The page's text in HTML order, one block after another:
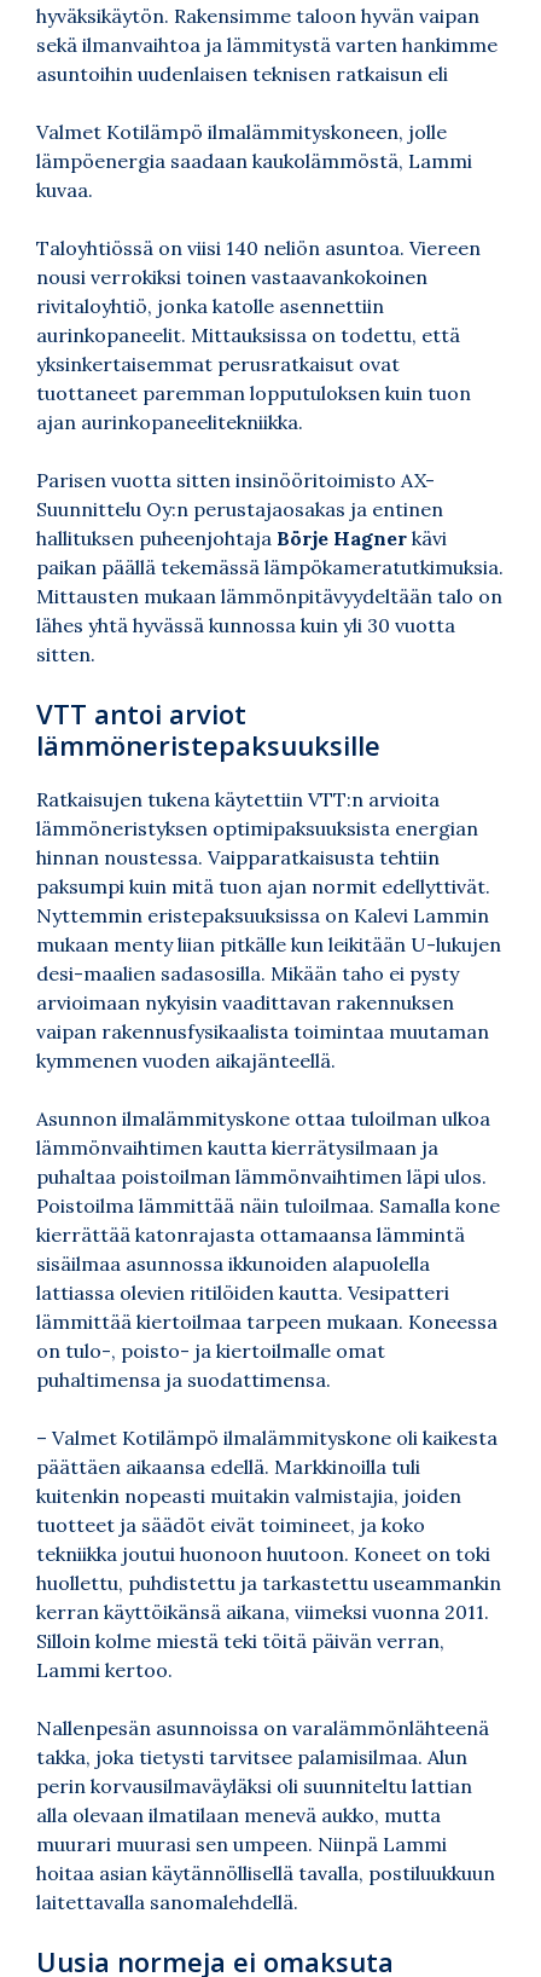
hyväksikäytön. Rakensimme taloon hyvän vaipan
sekä ilmanvaihtoa ja lämmitystä varten hankimme
asuntoihin uudenlaisen teknisen ratkaisun eli
Valmet Kotilämpö ilmalämmityskoneen, jolle
lämpöenergia saadaan kaukolämmöstä, Lammi
kuvaa.
Taloyhtiössä on viisi 140 neliön asuntoa. Viereen
nousi verrokiksi toinen vastaavankokoinen
rivitaloyhtiö, jonka katolle asennettiin
aurinkopaneelit. Mittauksissa on todettu, että
yksinkertaisemmat perusratkaisut ovat
tuottaneet paremman lopputuloksen kuin tuon
ajan aurinkopaneelitekniikka.
Parisen vuotta sitten insinööritoimisto AX-
Suunnittelu Oy:n perustajaosakas ja entinen
hallituksen puheenjohtaja Börje Hagner kävi
paikan päällä tekemässä lämpökameratutkimuksia.
Mittausten mukaan lämmönpitävyydeltään talo on
lähes yhtä hyvässä kunnossa kuin yli 30 vuotta
sitten.
VTT antoi arviot
lämmöneristepaksuuksille
Ratkaisujen tukena käytettiin VTT:n arvioita
lämmöneristyksen optimipaksuuksista energian
hinnan noustessa. Vaipparatkaisusta tehtiin
paksumpi kuin mitä tuon ajan normit edellyttivät.
Nyttemmin eristepaksuuksissa on Kalevi Lammin
mukaan menty liian pitkälle kun leikitään U-lukujen
desi-maalien sadasosilla. Mikään taho ei pysty
arvioimaan nykyisin vaadittavan rakennuksen
vaipan rakennusfysikaalista toimintaa muutaman
kymmenen vuoden aikajänteellä.
Asunnon ilmalämmityskone ottaa tuloilman ulkoa
lämmönvaihtimen kautta kierrätysilmaan ja
puhaltaa poistoilman lämmönvaihtimen läpi ulos.
Poistoilma lämmittää näin tuloilmaa. Samalla kone
kierrättää katonrajasta ottamaansa lämmintä
sisäilmaa asunnossa ikkunoiden alapuolella
lattiassa olevien ritilöiden kautta. Vesipatteri
lämmittää kiertoilmaa tarpeen mukaan. Koneessa
on tulo-, poisto- ja kiertoilmalle omat
puhaltimensa ja suodattimensa.
– Valmet Kotilämpö ilmalämmityskone oli kaikesta
päättäen aikaansa edellä. Markkinoilla tuli
kuitenkin nopeasti muitakin valmistajia, joiden
tuotteet ja säädöt eivät toimineet, ja koko
tekniikka joutui huonoon huutoon. Koneet on toki
huollettu, puhdistettu ja tarkastettu useammankin
kerran käyttöikänsä aikana, viimeksi vuonna 2011.
Silloin kolme miestä teki töitä päivän verran,
Lammi kertoo.
Nallenpesän asunnoissa on varalämmönlähteenä
takka, joka tietysti tarvitsee palamisilmaa. Alun
perin korvausilmaväyläksi oli suunniteltu lattian
alla olevaan ilmatilaan menevä aukko, mutta
muurari muurasi sen umpeen. Niinpä Lammi
hoitaa asian käytännöllisellä tavalla, postiluukkuun
laitettavalla sanomalehdellä.
Uusia normeja ei omaksuta